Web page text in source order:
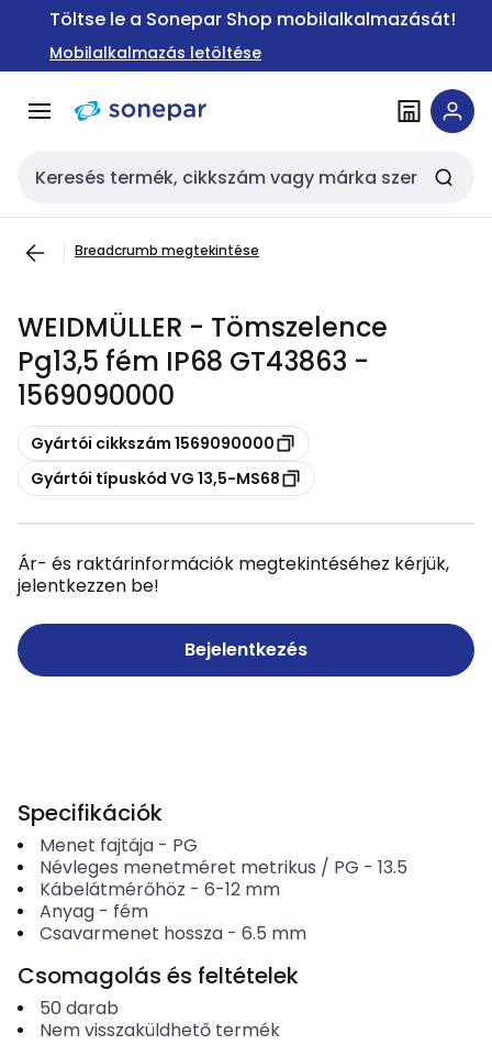
Ugrás a
Ugrás a
tartalomra
Töltse le a Sonepar Shop mobilalkalmazását!
Mobilalkalmazás letöltése
Keresési bemenet
Breadcrumb megtekintése
WEIDMÜLLER - Tömszelence
Pg13,5 fém IP68 GT43863 -
1569090000
Másolás
Gyártói cikkszám 1569090000
Másolás
Gyártói típuskód VG 13,5-MS68
Ár- és raktárinformációk megtekintéséhez kérjük,
jelentkezzen be!
Bejelentkezés
Specifikációk
Menet fajtája- PG
Névleges menetméret metrikus / PG - 13.5
Kábelátmérőhöz - 6-12 mm
Anyag- fém
Csavarmenet hossza- 6.5 mm
Csomagolás és feltételek
50 darab
Nem visszaküldhető termék